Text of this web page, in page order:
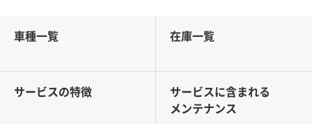
車種一覧 在庫一覧
サービスの特徴
サービスに含まれる
メンテナンス